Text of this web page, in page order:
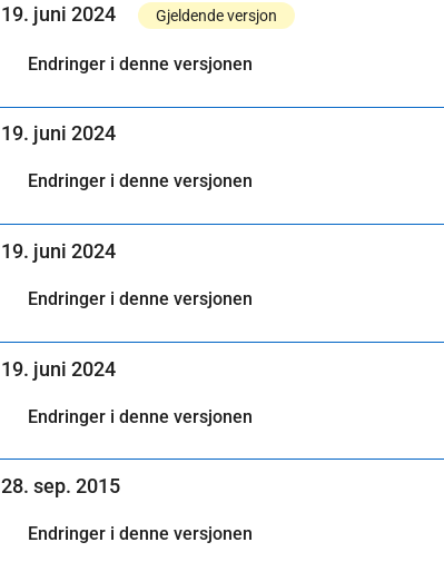
19. juni 2024 Gjeldende versjon
Endringer i denne versjonen
19. juni 2024
Endringer i denne versjonen
19. juni 2024
Endringer i denne versjonen
19. juni 2024
Endringer i denne versjonen
28. sep. 2015
Endringer i denne versjonen